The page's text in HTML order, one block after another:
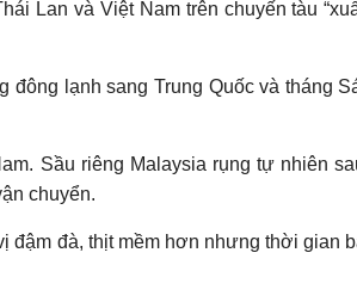
Lan và Việt Nam trên chuyến tàu
đông lạnh sang Trung Quốc và tháng
Sầu riêng Malaysia rụng tự nhiên
chuyển.
đà, thịt mềm hơn nhưng thời gian